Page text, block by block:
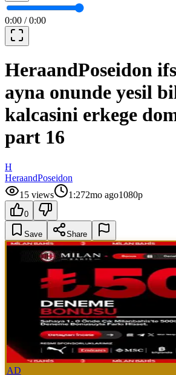
0:00 /0:00
HeraandPoseidon
ayna onunde yesil
kalcasini erkege
part 16
H
HeraandPoseidon
15 views 1:272mo ago1080p
0
Save Share
AD